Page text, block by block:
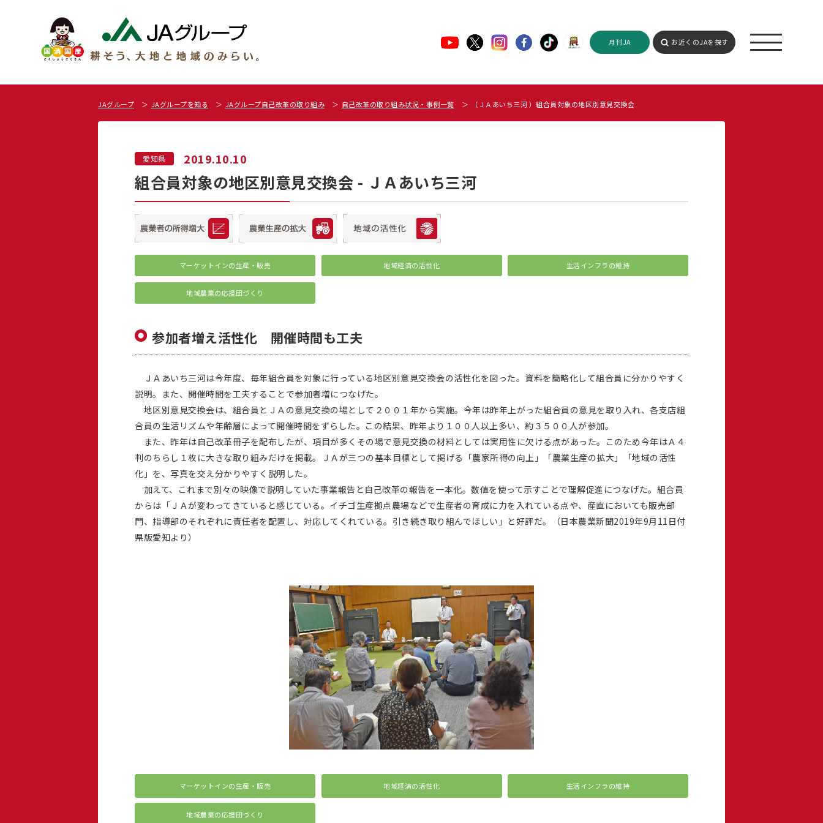
月刊JA お近くのJAを探す
JAグループ JAグループを知る JAグループ自己改革の取り組み 自己改革の取り組み状況・事例一覧 （ＪＡあいち三河 ）組合員対象の地区別意見交換会
愛知県 2019.10.10
組合員対象の地区別意見交換会 - ＪＡあいち三河
マーケットインの生産・販売 地域経済の活性化 生活インフラの維持
地域農業の応援団づくり
参加者増え活性化 開催時間も工夫
ＪＡあいち三河は今年度、毎年組合員を対象に行っている地区別意見交換会の活性化を図った。資料を簡略化して組合員に分かりやすく
説明。また、開催時間を工夫することで参加者増につなげた。
地区別意見交換会は、組合員とＪＡの意見交換の場として２００１年から実施。今年は昨年上がった組合員の意見を取り入れ、各支店組
合員の生活リズムや年齢層によって開催時間をずらした。この結果、昨年より１００人以上多い、約３５００人が参加。
また、昨年は自己改革冊子を配布したが、項目が多くその場で意見交換の材料としては実用性に欠ける点があった。このため今年はＡ４
判のちらし１枚に大きな取り組みだけを掲載。ＪＡが三つの基本目標として掲げる「農家所得の向上」「農業生産の拡大」「地域の活性
化」を、写真を交え分かりやすく説明した。
加えて、これまで別々の映像で説明していた事業報告と自己改革の報告を一本化。数値を使って示すことで理解促進につなげた。組合員
からは「ＪＡが変わってきていると感じている。イチゴ生産拠点農場などで生産者の育成に力を入れている点や、産直においても販売部
門、指導部のそれぞれに責任者を配置し、対応してくれている。引き続き取り組んでほしい」と好評だ。（日本農業新聞2019年9月11日付
県版愛知より）
マーケットインの生産・販売 地域経済の活性化 生活インフラの維持
地域農業の応援団づくり